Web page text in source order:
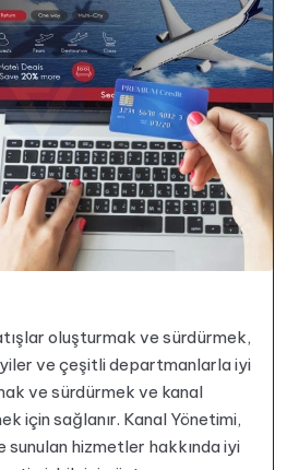
oluşturmak ve sürdürmek,
ve çeşitli departmanlarla iyi
ve sürdürmek ve kanal
için sağlanır. Kanal Yönetimi,
hizmetler hakkında iyi